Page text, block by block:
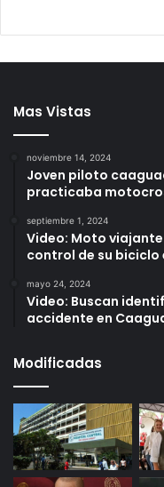
Mas Vistas
noviembre 14, 2024
Joven piloto
practicaba
septiembre 1, 2024
Video: Moto
control de su biciclo
mayo 24, 2024
Video: Buscan
accidente en
Modificadas